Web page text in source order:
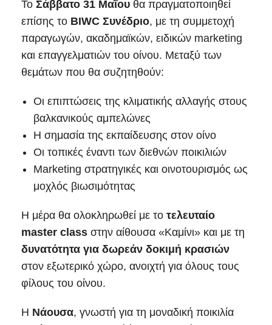
Το Σάββατο 31 Μαΐου θα πραγματοποιηθεί
επίσης το BIWC Συνέδριο, με τη συμμετοχή
παραγωγών, ακαδημαϊκών, ειδικών marketing
και επαγγελματιών του οίνου. Μεταξύ των
θεμάτων που θα συζητηθούν:
Οι επιπτώσεις της κλιματικής αλλαγής στους
βαλκανικούς αμπελώνες
Η σημασία της εκπαίδευσης στον οίνο
Οι τοπικές έναντι των διεθνών ποικιλιών
Marketing στρατηγικές και οινοτουρισμός ως
μοχλός βιωσιμότητας
Η μέρα θα ολοκληρωθεί με το τελευταίο
master class στην αίθουσα «Καμίνι» και με τη
δυνατότητα για δωρεάν δοκιμή κρασιών
στον εξωτερικό χώρο, ανοιχτή για όλους τους
φίλους του οίνου.
Η Νάουσα, γνωστή για τη μοναδική ποικιλία